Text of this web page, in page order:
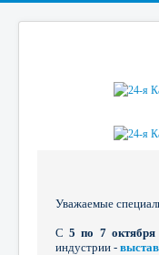
Уважаемые
С5 по 7 октября
индустрии -